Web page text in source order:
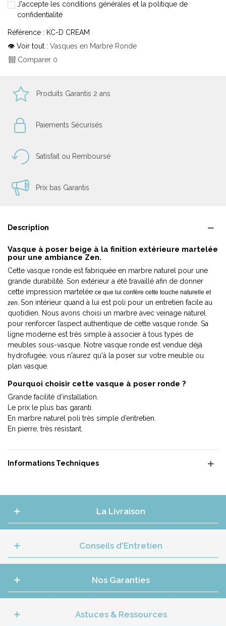
J'accepte les conditions générales et la politique de
confidentialité
Référence : KC-D CREAM
👁 Voir tout : Vasques en Marbre Ronde
Comparer 0
Produits Garantis 2 ans
Paiements Sécurisés
Satisfait ou Remboursé
Prix bas Garantis
Description
Vasque à poser beige à la finition extérieure martelée
pour une ambiance Zen.
Cette vasque ronde est fabriquée en marbre naturel pour une
grande durabilité. Son extérieur a été travaillé afin de donner
cette impression martelée ce que lui confère cette touche naturelle et
zen. Son intérieur quand à lui est poli pour un entretien facile au
quotidien. Nous avons choisi un marbre avec veinage naturel
pour renforcer l’aspect authentique de cette vasque ronde. Sa
ligne moderne est très simple à associer à tous types de
meubles sous-vasque. Notre vasque ronde est vendue déjà
hydrofugée, vous n'aurez qu'à la poser sur votre meuble ou
plan vasque.
Pourquoi choisir cette vasque à poser ronde ?
Grande facilité d'installation.
Le prix le plus bas garanti.
En marbre naturel poli très simple d’entretien.
En pierre, très résistant.
Informations Techniques
La Livraison
Conseils d'Entretien
Nos Garanties
Astuces & Ressources